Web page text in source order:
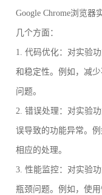
Google Chrome浏览
几个方面：
1. 代码优化：对实验
和稳定性。例如，减
问题。
2. 错误处理：对实验
误导致的功能异常。
相应的处理。
3. 性能监控：对实验
瓶颈问题。例如，使用